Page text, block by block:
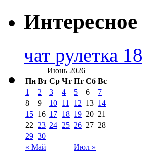
Интересное
чат рулетка
Июнь 2026
Пн Вт Ср Чт Пт Сб Вс
« Май Июл »
1 2 3 4 5 6
7
8
9 10 11 12 13 14
15 16 17 18 19 20 21
22
23 24 25 26 27 28
29 30